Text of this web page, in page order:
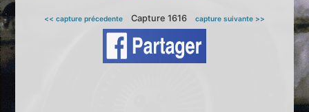
<< capture précedente Capture 1616 capture suivante >>